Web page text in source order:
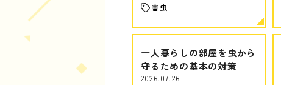
害虫
一人暮らしの部屋を虫から
守るための基本の対策
2026.07.26